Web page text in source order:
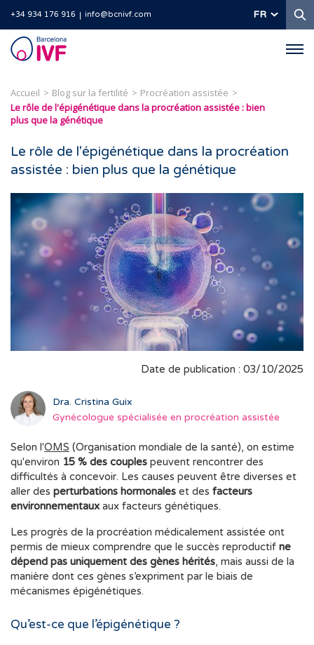
+34 934 176 916 info@bcnivf.com FR
Barcelona
IVF
Accueil Blog sur la fertilité
Procréation assistée
Le rôle de l'épigénétique dans la procréation assistée : bien
plus que la génétique
Le rôle de l'épigénétique dans la procréation
assistée : bien plus que la génétique
Date de publication : 03/10/2025
Dra. Cristina Guix
Gynécologue spécialisée en procréation assistée
Selon l'OMS (Organisation mondiale de la santé), on estime
qu'environ 15 % des couples peuvent rencontrer des
difficultés à concevoir. Les causes peuvent être diverses et
aller des perturbations hormonales et des facteurs
environnementaux aux facteurs génétiques.
Les progrès de la procréation médicalement assistée ont
permis de mieux comprendre que le succès reproductif ne
dépend pas uniquement des gènes hérités, mais aussi de la
manière dont ces gènes s’expriment par le biais de
mécanismes épigénétiques.
Qu’est-ce que l’épigénétique ?